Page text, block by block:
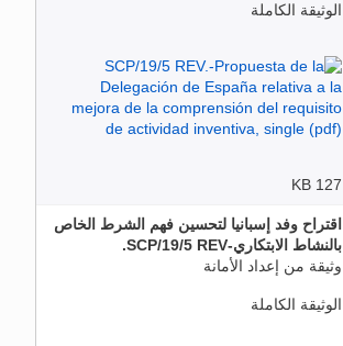
الوثيقة الكاملة
127 KB
اقتراح وفد إسبانيا لتحسين فهم الشرط الخاص
بالنشاط الابتكاري-SCP/19/5 REV.
وثيقة من إعداد الأمانة
الوثيقة الكاملة